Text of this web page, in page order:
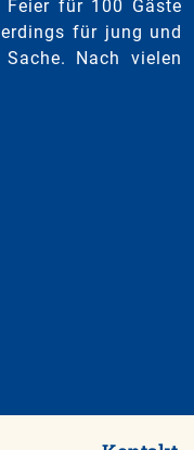
für 100 Gäste
für jung und
Nach vielen